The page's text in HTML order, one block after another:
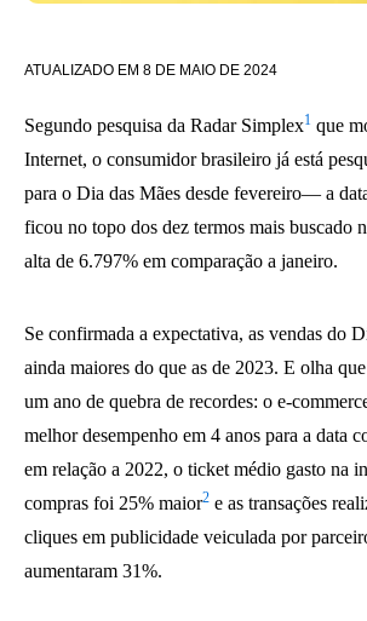
ATUALIZADO EM 8 DE MAIO DE 2024
Segundo pesquisa da Radar Simplex1 que
Internet, o consumidor brasileiro já está
para o Dia das Mães desde fevereiro— a
ficou no topo dos dez termos mais buscado
alta de 6.797% em comparação a janeiro.
Se confirmada a expectativa, as vendas do
ainda maiores do que as de 2023. E olha
um ano de quebra de recordes: o e-
melhor desempenho em 4 anos para a data
em relação a 2022, o ticket médio gasto na
compras foi 25% maior2 e as transações
cliques em publicidade veiculada por
aumentaram 31%.